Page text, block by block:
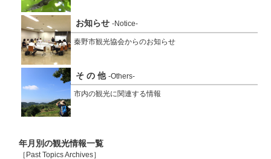
お知らせ -Notice-
秦野市観光協会からのお知らせ
そ の 他 -Others-
市内の観光に関連する情報
年月別の観光情報一覧
［Past Topics Archives］